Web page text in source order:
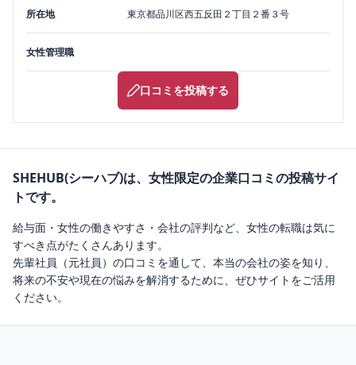
所在地 東京都品川区西五反田２丁目２番３号
女性管理職
口コミを投稿する
SHEHUB(シーハブ)は、女性限定の企業口コミの投稿サイ
トです。
給与面・女性の働きやすさ・会社の評判など、女性の転職は気に
すべき点がたくさんあります。
先輩社員（元社員）の口コミを通して、本当の会社の姿を知り、
将来の不安や現在の悩みを解消するために、ぜひサイトをご活用
ください。